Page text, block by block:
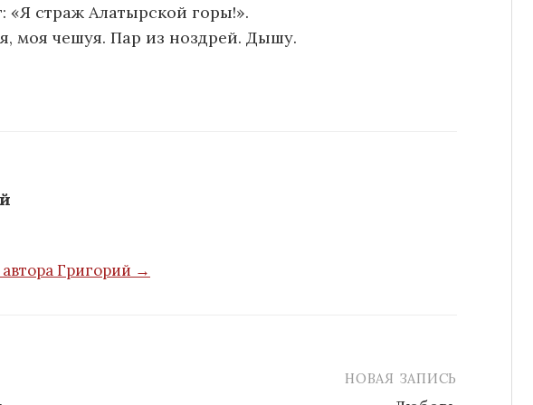
«Я страж Алатырской горы!».
моя чешуя. Пар из ноздрей. Дышу.
Григорий →
НОВАЯ ЗАПИСЬ